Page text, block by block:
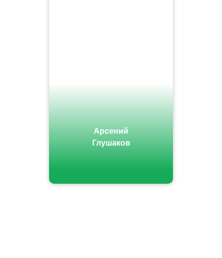
Арсений
Глушаков